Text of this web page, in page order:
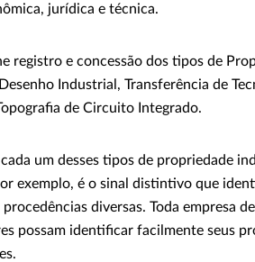
jurídica e técnica.
registro e concessão dos tipos de
Industrial, Transferência de
de Circuito Integrado.
um desses tipos de propriedade
exemplo, é o sinal distintivo que
diversas. Toda empresa
possam identificar facilmente seus